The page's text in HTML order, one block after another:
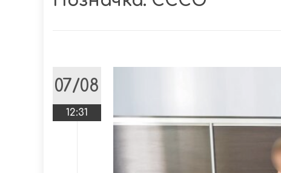
07/08
12:31